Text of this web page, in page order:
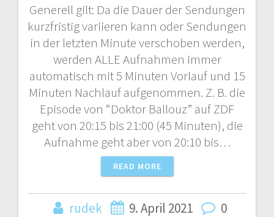
Generell gilt: Da die Dauer der Sendungen
kurzfristig variieren kann oder Sendungen
in der letzten Minute verschoben werden,
werden ALLE Aufnahmen immer
automatisch mit 5 Minuten Vorlauf und 15
Minuten Nachlauf aufgenommen. Z. B. die
Episode von “Doktor Ballouz” auf ZDF
geht von 20:15 bis 21:00 (45 Minuten), die
Aufnahme geht aber von 20:10 bis…
READ MORE
rudek 9. April 2021 0